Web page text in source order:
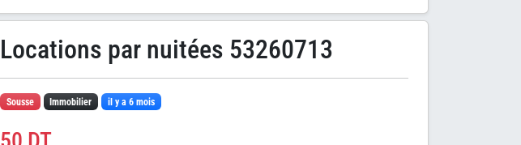
Locations par nuitées 53260713
Sousse Immobilier il y a 6 mois